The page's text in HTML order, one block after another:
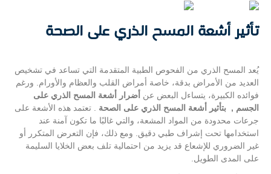
تأثير أشعة المسح الذري على الصحة
يُعد المسح الذري من الفحوص الطبية المتقدمة التي تساعد في تشخيص
العديد من الأمراض بدقة، خاصة أمراض القلب والعظام والأورام. ورغم
فوائده الكبيرة، يتساءل البعض عن أضرار أشعة المسح الذري على
الجسم , بتأثير أشعة المسح الذري على الصحة . تعتمد هذه الأشعة على
جرعات محدودة من المواد المشعة، والتي غالبًا ما تكون آمنة عند
استخدامها تحت إشراف طبي دقيق. ومع ذلك، فإن التعرض المتكرر أو
غير الضروري للإشعاع قد يزيد من احتمالية تلف بعض الخلايا السليمة
على المدى الطويل.